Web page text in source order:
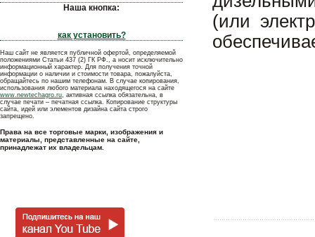
Наша кнопка:
как установить?
Наш сайт не является публичной офертой, определяемой
положениями Статьи 437 (2) ГК РФ., а носит исключительно
информационный характер. Для получения точной
информации о наличии и стоимости товара, пожалуйста,
обращайтесь по нашим телефонам. В случае копирования,
использования любого материала находящегося на сайте
www.newtechagro.ru, активная ссылка обязательна, в
случае печати – печатная ссылка. Копирование структуры
сайта, идей или элементов дизайна сайта строго
запрещено.
Права на все торговые марки, изображения и
материалы, представленные на сайте,
принадлежат их владельцам.
(или